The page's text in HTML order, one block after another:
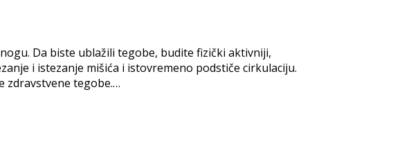
Da biste ublažili tegobe, budite fizički aktivniji,
i istezanje mišića i istovremeno podstiče cirkulaciju.
zdravstvene tegobe.…